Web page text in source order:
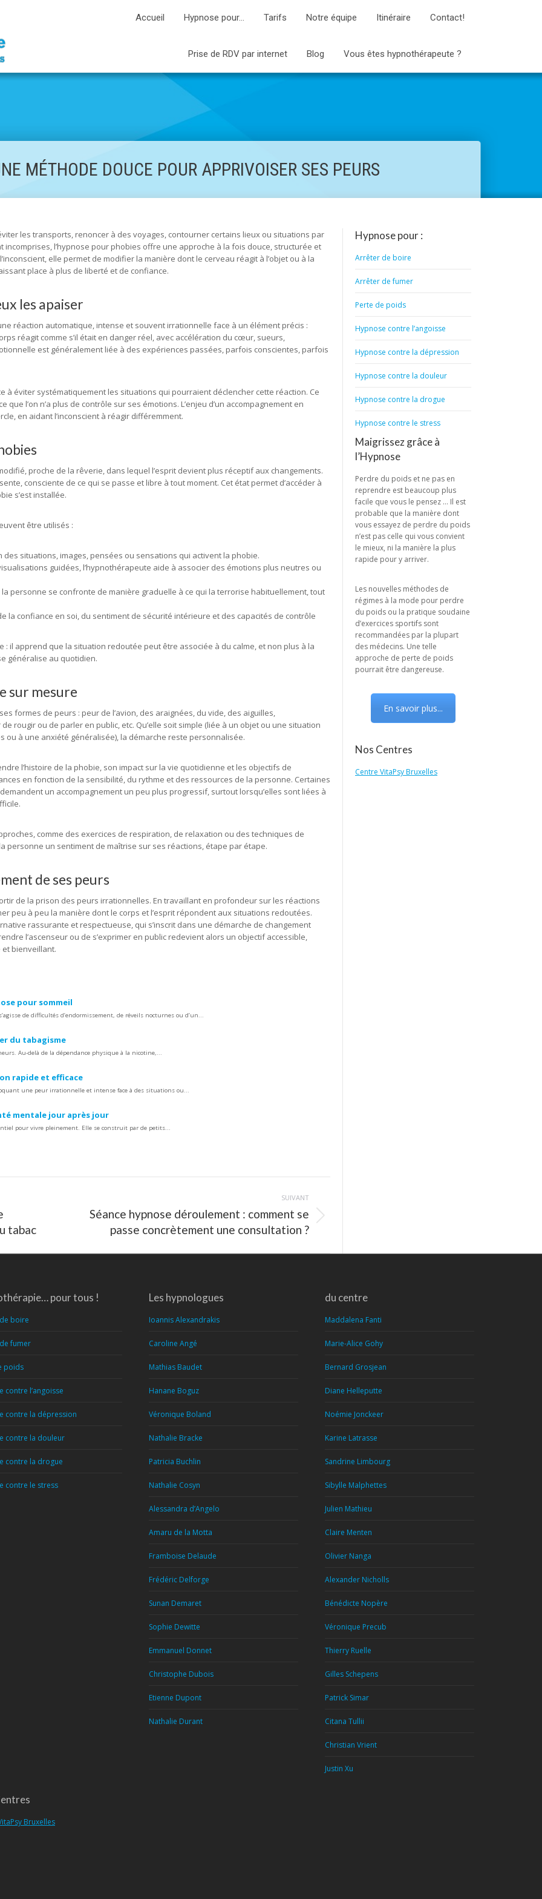
Accueil Hypnose pour… Tarifs Notre équipe Itinéraire Contact!
Prise de RDV par internet Blog Vous êtes hypnothérapeute ?
MÉTHODE DOUCE POUR APPRIVOISER SES PEURS
les transports, renoncer à des voyages, contourner certains lieux ou situations par
l’hypnose pour phobies offre une approche à la fois douce, structurée et
elle permet de modifier la manière dont le cerveau réagit à l’objet ou à la
place à plus de liberté et de confiance.
les apaiser
réaction automatique, intense et souvent irrationnelle face à un élément précis :
réagit comme s’il était en danger réel, avec accélération du cœur, sueurs,
est généralement liée à des expériences passées, parfois conscientes, parfois
à éviter systématiquement les situations qui pourraient déclencher cette réaction. Ce
l’on n’a plus de contrôle sur ses émotions. L’enjeu d’un accompagnement en
en aidant l’inconscient à réagir différemment.
proche de la rêverie, dans lequel l’esprit devient plus réceptif aux changements.
consciente de ce qui se passe et libre à tout moment. Cet état permet d’accéder à
s’est installée.
être utilisés :
des situations, images, pensées ou sensations qui activent la phobie.
guidées, l’hypnothérapeute aide à associer des émotions plus neutres ou
la personne se confronte de manière graduelle à ce qui la terrorise habituellement, tout
la confiance en soi, du sentiment de sécurité intérieure et des capacités de contrôle
il apprend que la situation redoutée peut être associée à du calme, et non plus à la
généralise au quotidien.
sur mesure
formes de peurs : peur de l’avion, des araignées, du vide, des aiguilles,
rougir ou de parler en public, etc. Qu’elle soit simple (liée à un objet ou une situation
ou à une anxiété généralisée), la démarche reste personnalisée.
l’histoire de la phobie, son impact sur la vie quotidienne et les objectifs de
en fonction de la sensibilité, du rythme et des ressources de la personne. Certaines
un accompagnement un peu plus progressif, surtout lorsqu’elles sont liées à
comme des exercices de respiration, de relaxation ou des techniques de
personne un sentiment de maîtrise sur ses réactions, étape par étape.
de ses peurs
de la prison des peurs irrationnelles. En travaillant en profondeur sur les réactions
peu à peu la manière dont le corps et l’esprit répondent aux situations redoutées.
rassurante et respectueuse, qui s’inscrit dans une démarche de changement
l’ascenseur ou de s’exprimer en public redevient alors un objectif accessible,
bienveillant.
pour sommeil
de difficultés d’endormissement, de réveils nocturnes ou d’un...
du tabagisme
Au-delà de la dépendance physique à la nicotine,...
rapide et efficace
une peur irrationnelle et intense face à des situations ou...
mentale jour après jour
pour vivre pleinement. Elle se construit par de petits...
tabac
SUIVANT
Article
Séance hypnose déroulement : comment se
passe concrètement une consultation ?
Hypnose pour :
Arrêter de boire
Arrêter de fumer
Perte de poids
Hypnose contre l’angoisse
Hypnose contre la dépression
Hypnose contre la douleur
Hypnose contre la drogue
Hypnose contre le stress
Maigrissez grâce à
l’Hypnose
Perdre du poids et ne pas en
reprendre est beaucoup plus
facile que vous le pensez … Il est
probable que la manière dont
vous essayez de perdre du poids
n’est pas celle qui vous convient
le mieux, ni la manière la plus
rapide pour y arriver.
Les nouvelles méthodes de
régimes à la mode pour perdre
du poids ou la pratique soudaine
d’exercices sportifs sont
recommandées par la plupart
des médecins. Une telle
approche de perte de poids
pourrait être dangereuse.
En savoir plus...
Nos Centres
Centre VitaPsy Bruxelles
pour tous !
boire
fumer
poids
contre l’angoisse
contre la dépression
contre la douleur
contre la drogue
contre le stress
Les hypnologues
Ioannis Alexandrakis
Caroline Angé
Mathias Baudet
Hanane Boguz
Véronique Boland
Nathalie Bracke
Patricia Buchlin
Nathalie Cosyn
Alessandra d’Angelo
Amaru de la Motta
Framboise Delaude
Frédéric Delforge
Sunan Demaret
Sophie Dewitte
Emmanuel Donnet
Christophe Dubois
Etienne Dupont
Nathalie Durant
du centre
Maddalena Fanti
Marie-Alice Gohy
Bernard Grosjean
Diane Helleputte
Noémie Jonckeer
Karine Latrasse
Sandrine Limbourg
Sibylle Malphettes
Julien Mathieu
Claire Menten
Olivier Nanga
Alexander Nicholls
Bénédicte Nopère
Véronique Precub
Thierry Ruelle
Gilles Schepens
Patrick Simar
Citana Tullii
Christian Vrient
Justin Xu
Bruxelles